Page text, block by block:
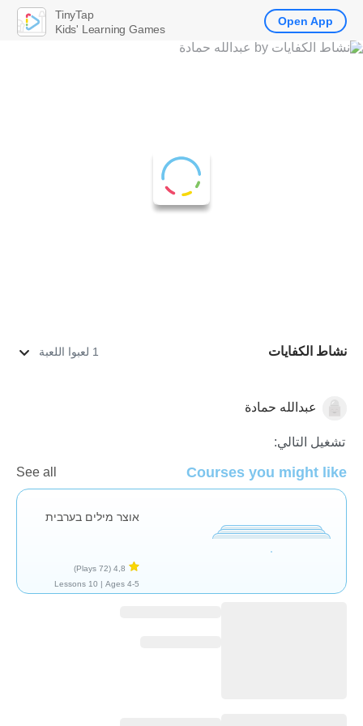
نشاط الكفايات 1 لعبوا اللعبة
العربيةعبدالله حمادة
تشغيل التالي:
Courses you might like
See all
אוצר מילים בערבית
4,8
(72 Plays)
Ages 4-5 |
10 Lessons
TinyTap
Kids' Learning Games
Open App